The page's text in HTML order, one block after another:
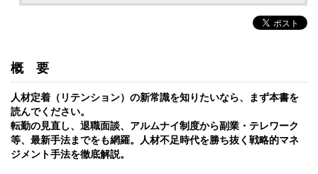
概要
人材定着（リテンション）の新常識を知りたいなら、まず本書を
読んでください。
転勤の見直し、退職面談、アルムナイ制度から副業・テレワーク
等、最新手法までをも網羅。人材不足時代を勝ち抜く戦略的マネ
ジメント手法を徹底解説。